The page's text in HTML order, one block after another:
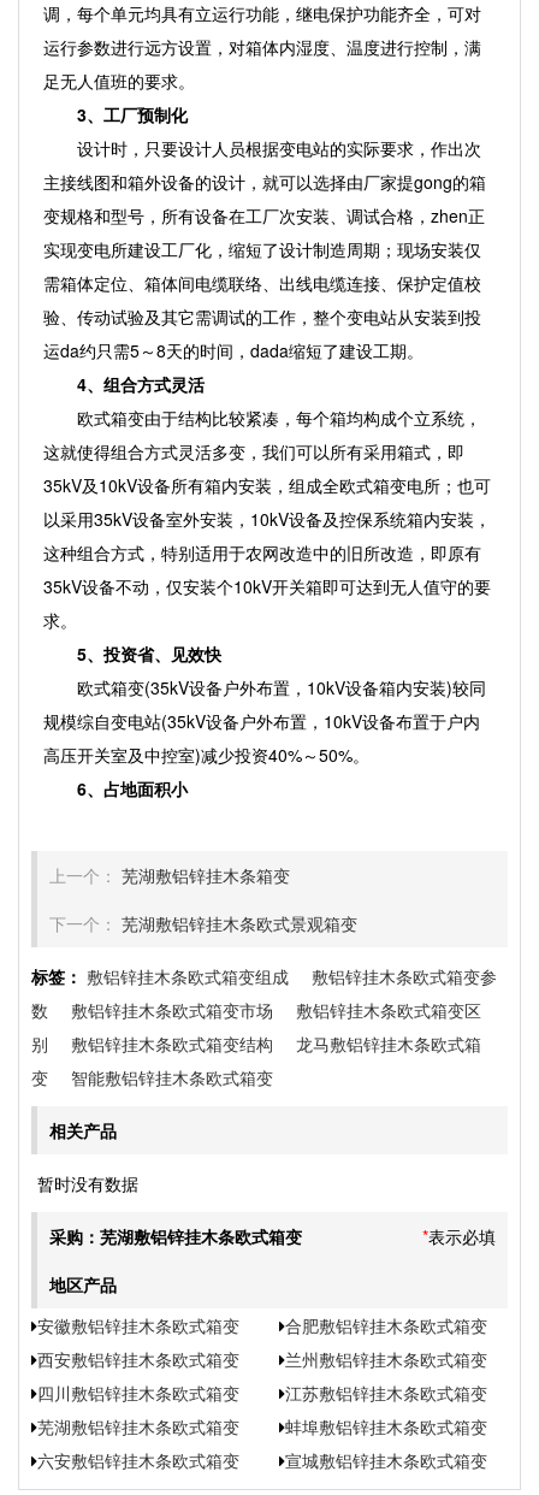
调，每个单元均具有立运行功能，继电保护功能齐全，可对
运行参数进行远方设置，对箱体内湿度、温度进行控制，满
足无人值班的要求。
3、工厂预制化
设计时，只要设计人员根据变电站的实际要求，作出次
主接线图和箱外设备的设计，就可以选择由厂家提gong的箱
变规格和型号，所有设备在工厂次安装、调试合格，zhen正
实现变电所建设工厂化，缩短了设计制造周期；现场安装仅
需箱体定位、箱体间电缆联络、出线电缆连接、保护定值校
验、传动试验及其它需调试的工作，整个变电站从安装到投
运da约只需5～8天的时间，dada缩短了建设工期。
4、组合方式灵活
欧式箱变由于结构比较紧凑，每个箱均构成个立系统，
这就使得组合方式灵活多变，我们可以所有采用箱式，即
35kV及10kV设备所有箱内安装，组成全欧式箱变电所；也可
以采用35kV设备室外安装，10kV设备及控保系统箱内安装，
这种组合方式，特别适用于农网改造中的旧所改造，即原有
35kV设备不动，仅安装个10kV开关箱即可达到无人值守的要
求。
5、投资省、见效快
欧式箱变(35kV设备户外布置，10kV设备箱内安装)较同
规模综自变电站(35kV设备户外布置，10kV设备布置于户内
高压开关室及中控室)减少投资40%～50%。
6、占地面积小
上一个：芜湖敷铝锌挂木条箱变
下一个：芜湖敷铝锌挂木条欧式景观箱变
标签： 敷铝锌挂木条欧式箱变组成
敷铝锌挂木条欧式箱变参
数
敷铝锌挂木条欧式箱变市场
敷铝锌挂木条欧式箱变区
别
敷铝锌挂木条欧式箱变结构
龙马敷铝锌挂木条欧式箱
变
智能敷铝锌挂木条欧式箱变
相关产品
暂时没有数据
采购：芜湖敷铝锌挂木条欧式箱变 *表示必填
地区产品
安徽敷铝锌挂木条欧式箱变
合肥敷铝锌挂木条欧式箱变
西安敷铝锌挂木条欧式箱变
兰州敷铝锌挂木条欧式箱变
四川敷铝锌挂木条欧式箱变
江苏敷铝锌挂木条欧式箱变
芜湖敷铝锌挂木条欧式箱变
蚌埠敷铝锌挂木条欧式箱变
六安敷铝锌挂木条欧式箱变
宣城敷铝锌挂木条欧式箱变